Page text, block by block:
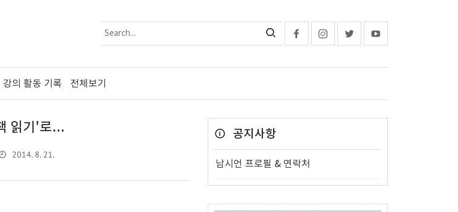
강의 활동 기록 전체보기
읽기'로...
2014. 8. 21.
공지사항
남시언 프로필 & 연락처